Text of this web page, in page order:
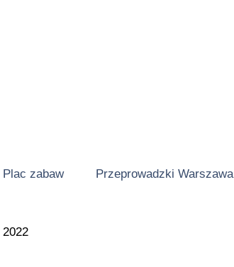
Plac zabaw Przeprowadzki Warszawa
2022